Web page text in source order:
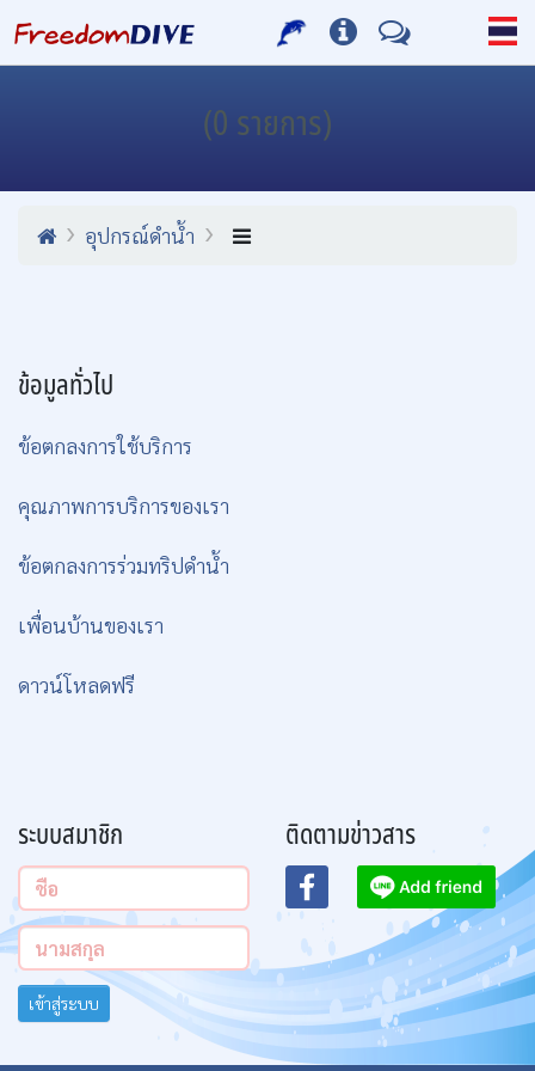
(0 รายการ)
อุปกรณ์ดำน้ำ
ข้อมูลทั่วไป
ข้อตกลงการใช้บริการ
คุณภาพการบริการของเรา
ข้อตกลงการร่วมทริปดำน้ำ
เพื่อนบ้านของเรา
ดาวน์โหลดฟรี
ระบบสมาชิก
เข้าสู่ระบบ
ติดตามข่าวสาร